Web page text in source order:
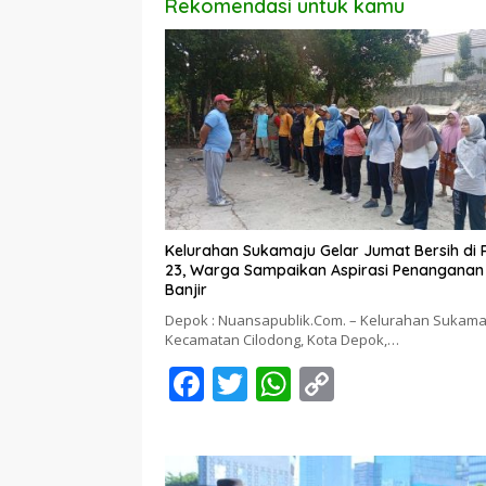
Rekomendasi untuk kamu
Kelurahan Sukamaju Gelar Jumat Bersih di
23, Warga Sampaikan Aspirasi Penanganan
Banjir
Depok : Nuansapublik.Com. – Kelurahan
Kecamatan Cilodong, Kota Depok,…
F
e
T
itt
W
at p